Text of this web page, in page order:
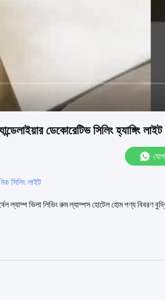
ডেকোরেটিভ সিলিং হ্যাঙ্গিং লাইট
সিলিং লাইট
ল্যাম্প ভিলা লিভিং রুম ল্যাম্পস হোটেল হোম পণ্য